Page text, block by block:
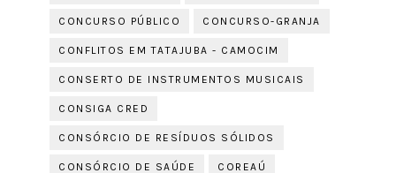
CONCURSO PÚBLICO CONCURSO-GRANJA
CONFLITOS EM TATAJUBA - CAMOCIM
CONSERTO DE INSTRUMENTOS MUSICAIS
CONSIGA CRED
CONSÓRCIO DE RESÍDUOS SÓLIDOS
CONSÓRCIO DE SAÚDE COREAÚ